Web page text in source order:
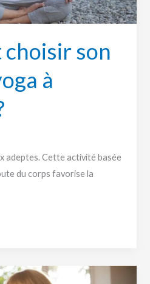
son
à
adeptes. Cette activité basée
du corps favorise la